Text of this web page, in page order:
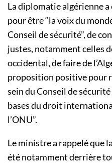
La diplomatie algérienne
pour être “la voix du
Conseil de sécurité”, de
justes, notamment celles
occidental, de faire de
proposition positive pour
sein du Conseil de
bases du droit
l’ONU”.
Le ministre a rappelé que
été notamment derrière